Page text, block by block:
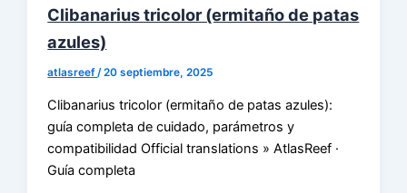
Clibanarius tricolor (ermitaño de patas
azules)
atlasreef/20 septiembre, 2025
Clibanarius tricolor (ermitaño de patas azules):
guía completa de cuidado, parámetros y
compatibilidad Official translations » AtlasReef ·
Guía completa